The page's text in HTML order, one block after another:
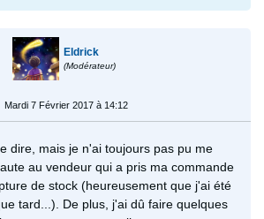
Eldrick
(Modérateur)
Mardi 7 Février 2017 à 14:12
dire, mais je n'ai toujours pas pu me
au vendeur qui a pris ma commande
de stock (heureusement que j'ai été
tard...). De plus, j'ai dû faire quelques